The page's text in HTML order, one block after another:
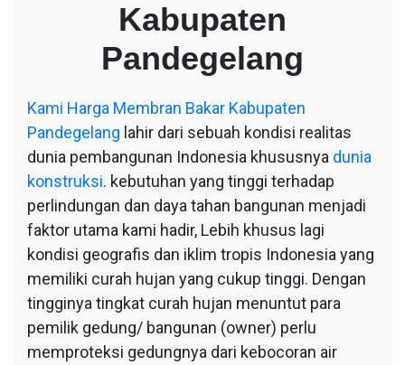
Kabupaten
Pandegelang
Kabupaten
Pandegelang
Kami Harga Membran Bakar Kabupaten
Pandegelang lahir dari sebuah kondisi realitas
dunia pembangunan Indonesia khususnya dunia
konstruksi. kebutuhan yang tinggi terhadap
perlindungan dan daya tahan bangunan menjadi
faktor utama kami hadir, Lebih khusus lagi
kondisi geografis dan iklim tropis Indonesia yang
memiliki curah hujan yang cukup tinggi. Dengan
tingginya tingkat curah hujan menuntut para
pemilik gedung/ bangunan (owner) perlu
memproteksi gedungnya dari kebocoran air